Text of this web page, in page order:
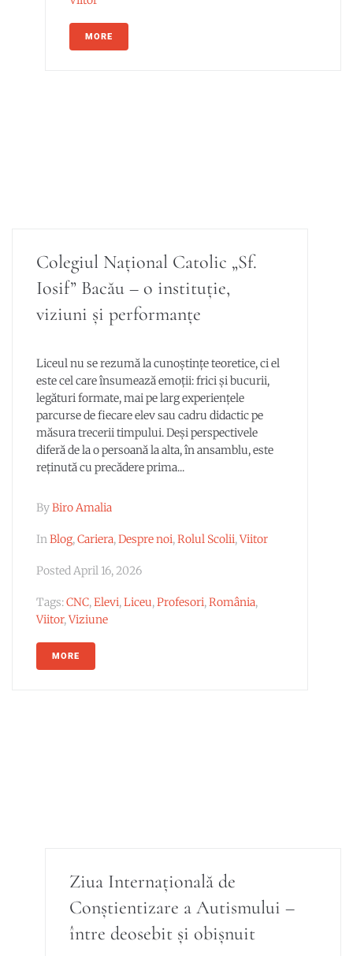
MORE
Colegiul Național Catolic „Sf.
Iosif” Bacău – o instituție,
viziuni și performanțe
Liceul nu se rezumă la cunoștințe teoretice, ci el
este cel care însumează emoții: frici și bucurii,
legături formate, mai pe larg experiențele
parcurse de fiecare elev sau cadru didactic pe
măsura trecerii timpului. Deși perspectivele
diferă de la o persoană la alta, în ansamblu, este
reținută cu precădere prima...
ByBiro Amalia
InBlog,Cariera,Despre noi,Rolul Scolii,Viitor
PostedApril 16, 2026
Tags:CNC,Elevi,Liceu,Profesori,România,
Viitor,Viziune
MORE
Ziua Internațională de
Conștientizare a Autismului –
între deosebit și obișnuit